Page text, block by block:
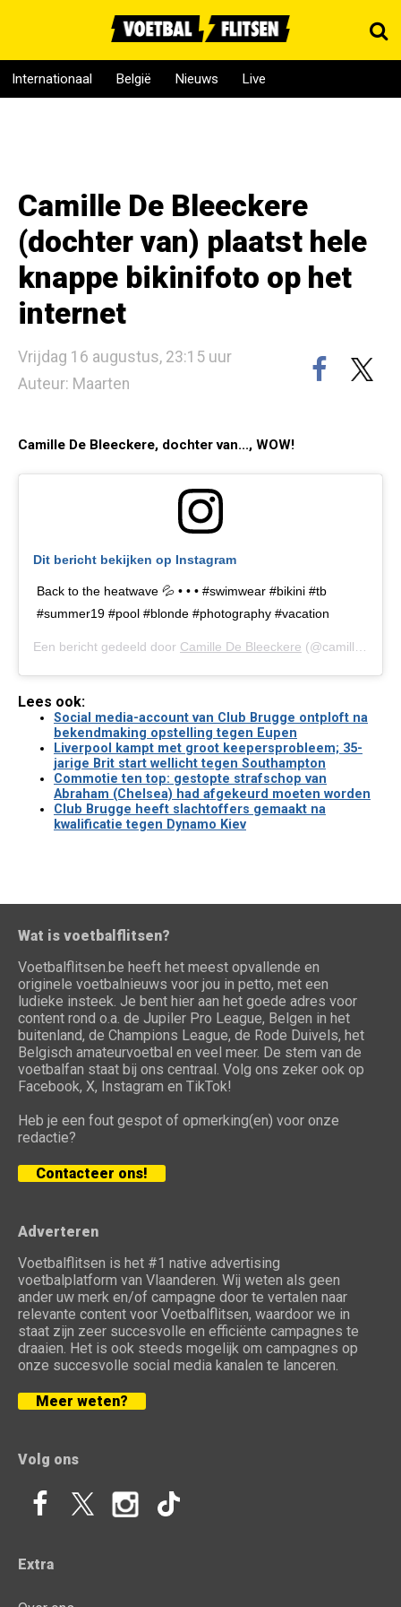
Internationaal België Nieuws Live
Camille De Bleeckere
(dochter van) plaatst hele
knappe bikinifoto op het
internet
Vrijdag 16 augustus, 23:15 uur
Auteur: Maarten
Camille De Bleeckere, dochter van..., WOW!
Dit bericht bekijken op Instagram
Back to the heatwave 💦 • • • #swimwear #bikini #tb
#summer19 #pool #blonde #photography #vacation
Een bericht gedeeld door Camille De Bleeckere (@camilledebleeckere) op
Lees ook:
Social media-account van Club Brugge ontploft na
bekendmaking opstelling tegen Eupen
Liverpool kampt met groot keepersprobleem; 35-
jarige Brit start wellicht tegen Southampton
Commotie ten top: gestopte strafschop van
Abraham (Chelsea) had afgekeurd moeten worden
Club Brugge heeft slachtoffers gemaakt na
kwalificatie tegen Dynamo Kiev
Wat is voetbalflitsen?
Voetbalflitsen.be heeft het meest opvallende en
originele voetbalnieuws voor jou in petto, met een
ludieke insteek. Je bent hier aan het goede adres voor
content rond o.a. de Jupiler Pro League, Belgen in het
buitenland, de Champions League, de Rode Duivels, het
Belgisch amateurvoetbal en veel meer. De stem van de
voetbalfan staat bij ons centraal. Volg ons zeker ook op
Facebook, X, Instagram en TikTok!
Heb je een fout gespot of opmerking(en) voor onze
redactie?
Contacteer ons!
Adverteren
Voetbalflitsen is het #1 native advertising
voetbalplatform van Vlaanderen. Wij weten als geen
ander uw merk en/of campagne door te vertalen naar
relevante content voor Voetbalflitsen, waardoor we in
staat zijn zeer succesvolle en efficiënte campagnes te
draaien. Het is ook steeds mogelijk om campagnes op
onze succesvolle social media kanalen te lanceren.
Meer weten?
Volg ons
Extra